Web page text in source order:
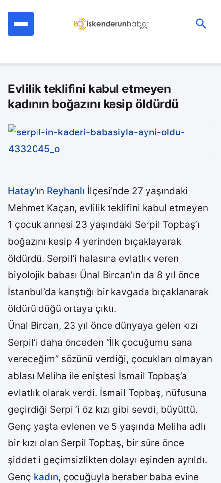
Evlilik teklifini kabul etmeyen
kadının boğazını kesip öldürdü
Hatay’ın Reyhanlı İlçesi’nde 27 yaşındaki
Mehmet Kaçan, evlilik teklifini kabul etmeyen
1 çocuk annesi 23 yaşındaki Serpil Topbaş’ı
boğazını kesip 4 yerinden bıçaklayarak
öldürdü. Serpil’i halasına evlatlık veren
biyolojik babası Ünal Bircan’ın da 8 yıl önce
İstanbul’da karıştığı bir kavgada bıçaklanarak
öldürüldüğü ortaya çıktı.
Ünal Bircan, 23 yıl önce dünyaya gelen kızı
Serpil’i daha önceden “İlk çocuğumu sana
vereceğim” sözünü verdiği, çocukları olmayan
ablası Meliha ile eniştesi İsmail Topbaş’a
evlatlık olarak verdi. İsmail Topbaş, nüfusuna
geçirdiği Serpil’i öz kızı gibi sevdi, büyüttü.
Genç yaşta evlenen ve 5 yaşında Meliha adlı
bir kızı olan Serpil Topbaş, bir süre önce
şiddetli geçimsizlikten dolayı eşinden ayrıldı.
Genç kadın, çocuğuyla beraber baba evine